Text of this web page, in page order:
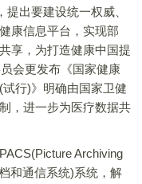
出要建设统一权威、
康信息平台，实现部
享，为打造健康中国提
会更发布《国家健康
行)》明确由国家卫健
，进一步为医疗数据共
Archiving
和通信系统)系统，解